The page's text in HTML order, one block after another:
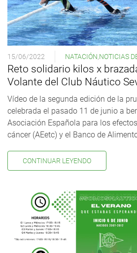
15/06/2022 NATACIÓN NOTICIAS
Reto solidario kilos x
Volante del Club Náutico
Vídeo de la segunda edición de la
celebrada el pasado 11 de junio a
Asociación Española para los
cáncer (AEetc) y el Banco de
CONTINUAR LEYENDO